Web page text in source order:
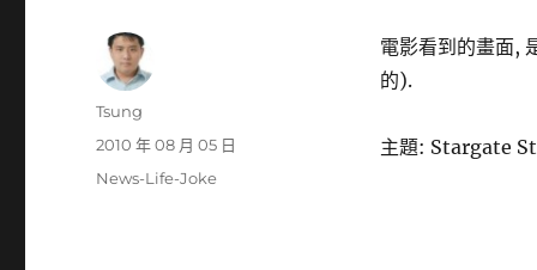
電影看到的畫面,
的).
主題: Stargate
作
Tsung
發
2010 年 08 月 05 日
分
News-Life-Joke